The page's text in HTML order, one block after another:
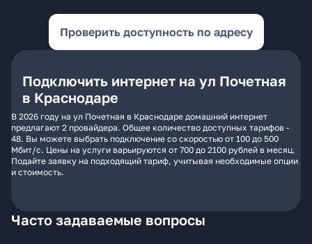
Проверить доступность по адресу
Подключить интернет на ул Почетная
в Краснодаре
В 2026 году на ул Почетная в Краснодаре домашний интернет
предлагают 2 провайдера. Общее количество доступных тарифов -
48. Вы можете выбрать подключение со скоростью от 100 до 500
Мбит/с. Цены на услуги варьируются от 700 до 2100 рублей в месяц.
Подайте заявку на подходящий тариф, учитывая необходимые опции
и стоимость.
Часто задаваемые вопросы